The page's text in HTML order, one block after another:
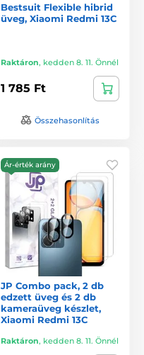
Bestsuit Flexible hibrid
üveg, Xiaomi Redmi 13C
Raktáron, kedden 8. 11. Önnél
1 785 Ft
Összehasonlítás
Ár-érték arány
JP Combo pack, 2 db
edzett üveg és 2 db
kameraüveg készlet,
Xiaomi Redmi 13C
Raktáron, kedden 8. 11. Önnél